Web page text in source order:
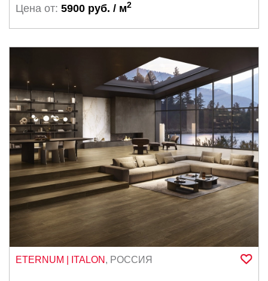
Цена от: 5900 руб. / м2
ETERNUM | ITALON , РОССИЯ